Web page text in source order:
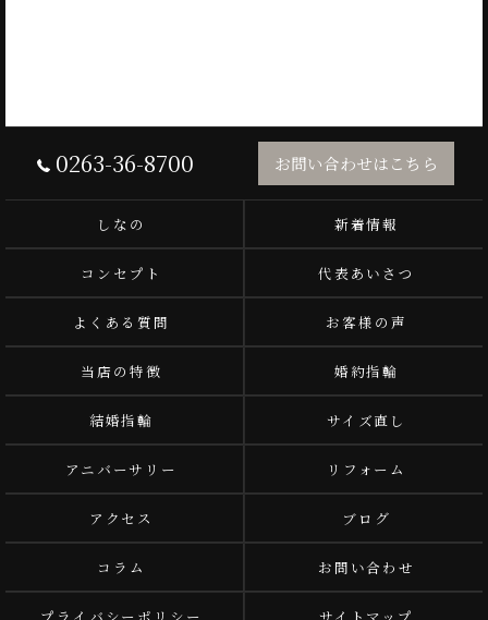
0263-36-8700 お問い合わせはこちら
しなの 新着情報
コンセプト 代表あいさつ
よくある質問 お客様の声
当店の特徴 婚約指輪
結婚指輪 サイズ直し
アニバーサリー リフォーム
アクセス ブログ
コラム お問い合わせ